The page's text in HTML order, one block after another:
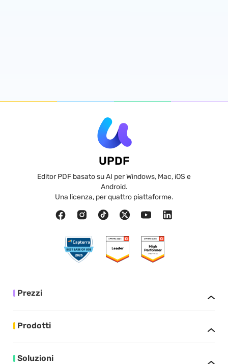
UPDF
Editor PDF basato su AI per Windows, Mac, iOS e
Android.
Una licenza, per quattro piattaforme.
Prezzi
Prodotti
Soluzioni